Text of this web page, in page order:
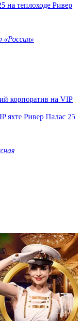
на теплоходе Ривер
яхте Ривер Палас 25